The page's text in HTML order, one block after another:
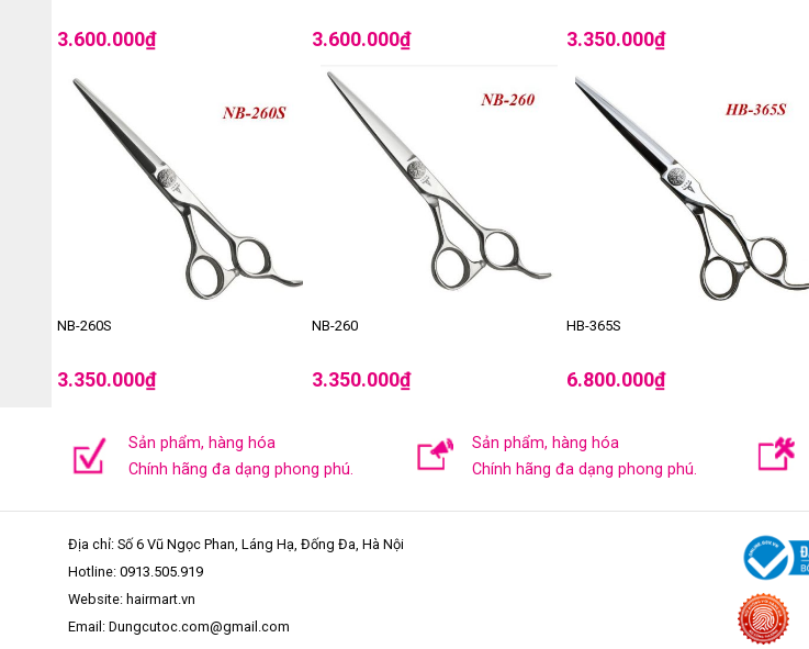
3.600.000₫ 3.600.000₫ 3.350.000₫
NB-260S
3.350.000₫
NB-260
3.350.000₫
HB-365S
6.800.000₫
Sản phẩm, hàng hóa
Chính hãng đa dạng phong phú.
Sản phẩm, hàng hóa
Chính hãng đa dạng phong phú.
Địa chỉ: Số 6 Vũ Ngọc Phan, Láng Hạ, Đống Đa, Hà Nội
Hotline: 0913.505.919
Website: hairmart.vn
Email: Dungcutoc.com@gmail.com